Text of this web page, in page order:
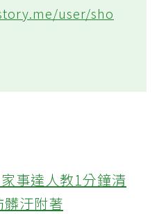
user/sho
事達人教1分鐘清
汙附著